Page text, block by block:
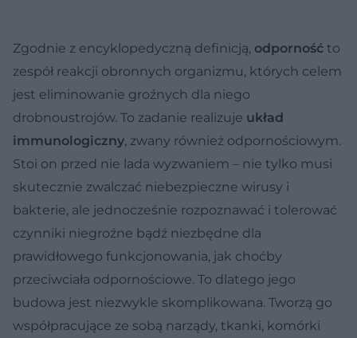
Zgodnie z encyklopedyczną definicją, odporność to
zespół reakcji obronnych organizmu, których celem
jest eliminowanie groźnych dla niego
drobnoustrojów. To zadanie realizuje układ
immunologiczny, zwany również odpornościowym.
Stoi on przed nie lada wyzwaniem – nie tylko musi
skutecznie zwalczać niebezpieczne wirusy i
bakterie, ale jednocześnie rozpoznawać i tolerować
czynniki niegroźne bądź niezbędne dla
prawidłowego funkcjonowania, jak choćby
przeciwciała odpornościowe. To dlatego jego
budowa jest niezwykle skomplikowana. Tworzą go
współpracujące ze sobą narządy, tkanki, komórki